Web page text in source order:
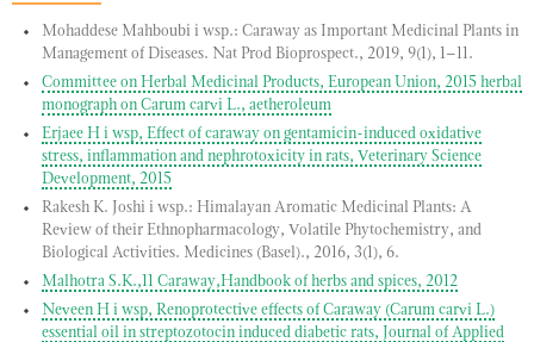
Mohaddese Mahboubi i wsp.: Caraway as Important Medicinal Plants in
Management of Diseases. Nat Prod Bioprospect., 2019, 9(1), 1–11.
Committee on Herbal Medicinal Products, European Union, 2015 herbal
monograph on Carum carvi L., aetheroleum
Erjaee H i wsp, Effect of caraway on gentamicin-induced oxidative
stress, inflammation and nephrotoxicity in rats, Veterinary Science
Development, 2015
Rakesh K. Joshi i wsp.: Himalayan Aromatic Medicinal Plants: A
Review of their Ethnopharmacology, Volatile Phytochemistry, and
Biological Activities. Medicines (Basel)., 2016, 3(1), 6.
Malhotra S.K.,11 Caraway,Handbook of herbs and spices, 2012
Neveen H i wsp, Renoprotective effects of Caraway (Carum carvi L.)
essential oil in streptozotocin induced diabetic rats, Journal of Applied